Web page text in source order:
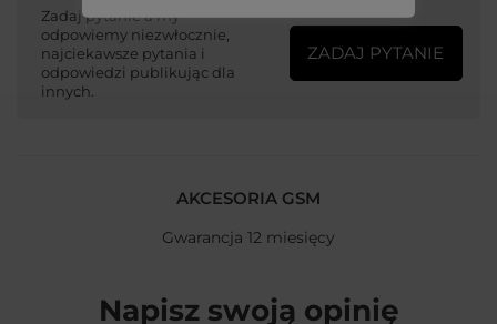
Zadaj pytanie a my
odpowiemy niezwłocznie,
najciekawsze pytania i
odpowiedzi publikując dla
innych.
ZADAJ PYTANIE
AKCESORIA GSM
Gwarancja 12 miesięcy
Napisz swoją opinię